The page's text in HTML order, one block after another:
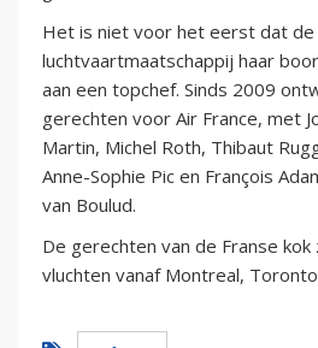
Het is niet voor het eerst dat de
luchtvaartmaatschappij haar
aan een topchef. Sinds 2009
gerechten voor Air France, met
Martin, Michel Roth, Thibaut
Anne-Sophie Pic en François
van Boulud.
De gerechten van de Franse kok
vluchten vanaf Montreal,